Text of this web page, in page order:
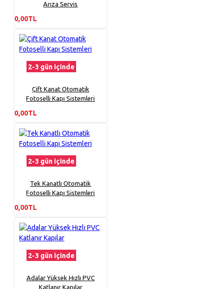
Arıza Servis
0,00TL
2-3 gün içinde
Çift Kanat Otomatik
Fotoselli Kapı Sistemleri
0,00TL
2-3 gün içinde
Tek Kanatlı Otomatik
Fotoselli Kapı Sistemleri
0,00TL
2-3 gün içinde
Adalar Yüksek Hızlı PVC
Katlanır Kapılar